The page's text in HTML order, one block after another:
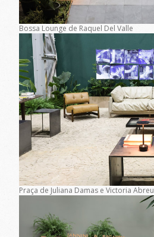
Bossa Lounge de Raquel Del Valle
Praça de Juliana Damas e Victoria Abreu